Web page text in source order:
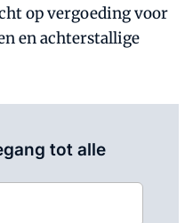
op vergoeding voor
en achterstallige
tot alle